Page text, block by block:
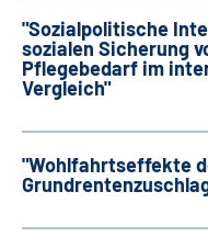
"Sozialpolitische
sozialen Sicherung
Pflegebedarf im
Vergleich"
"Wohlfahrtseffekte